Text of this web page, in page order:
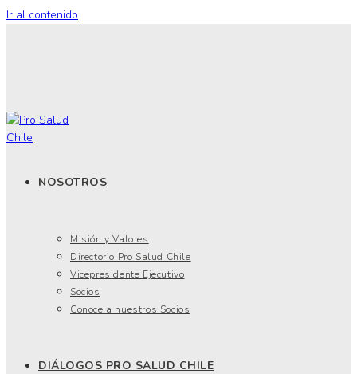
Ir al contenido
NOSOTROS
Misión y Valores
Directorio Pro Salud Chile
Vicepresidente Ejecutivo
Socios
Conoce a nuestros Socios
DIÁLOGOS PRO SALUD CHILE